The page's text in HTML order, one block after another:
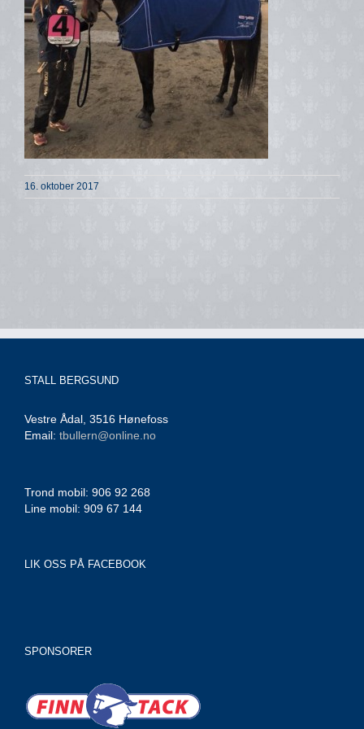
16. oktober 2017
STALL BERGSUND
Vestre Ådal, 3516 Hønefoss
Email: tbullern@online.no
Trond mobil: 906 92 268
Line mobil: 909 67 144
LIK OSS PÅ FACEBOOK
SPONSORER